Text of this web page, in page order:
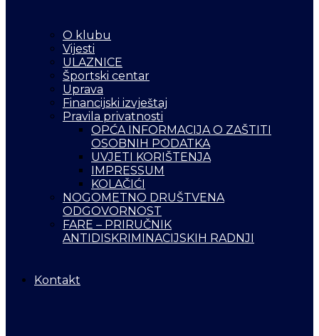
O klubu
Vijesti
ULAZNICE
Športski centar
Uprava
Financijski izvještaj
Pravila privatnosti
OPĆA INFORMACIJA O ZAŠTITI
OSOBNIH PODATKA
UVJETI KORIŠTENJA
IMPRESSUM
KOLAČIĆI
NOGOMETNO DRUŠTVENA
ODGOVORNOST
FARE – PRIRUČNIK
ANTIDISKRIMINACIJSKIH RADNJI
Kontakt